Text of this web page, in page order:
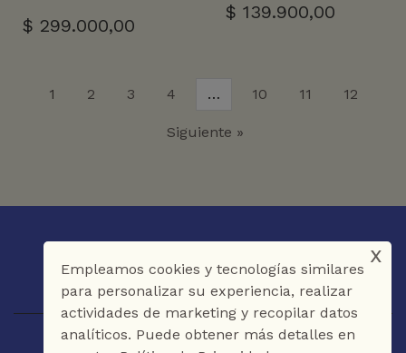
$ 299.000,00
$ 139.900,00
1 2 3 4 … 10 11 12
Siguiente »
Empleamos cookies y tecnologías similares
para personalizar su experiencia, realizar
actividades de marketing y recopilar datos
analíticos. Puede obtener más detalles en
x